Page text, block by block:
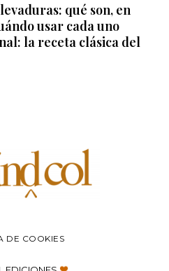
qué son, en
usar cada uno
la receta clásica del
DE COOKIES